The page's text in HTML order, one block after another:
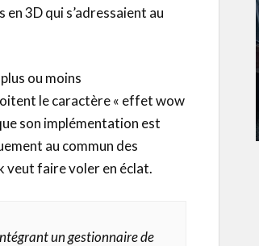
3D qui s’adressaient au
ou moins
le caractère « effet wow
son implémentation est
au commun des
veut faire voler en éclat.
un gestionnaire de